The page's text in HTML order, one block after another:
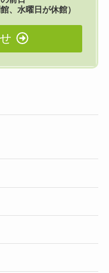
、水曜日が休館）